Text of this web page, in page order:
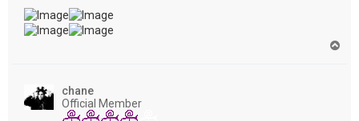
chane
Official Member